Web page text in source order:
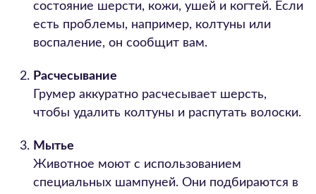
состояние шерсти, кожи, ушей и когтей. Если
есть проблемы, например, колтуны или
воспаление, он сообщит вам.
Расчесывание
Грумер аккуратно расчесывает шерсть,
чтобы удалить колтуны и распутать волоски.
Мытье
Животное моют с использованием
специальных шампуней. Они подбираются в